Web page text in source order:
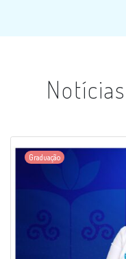
Graduação